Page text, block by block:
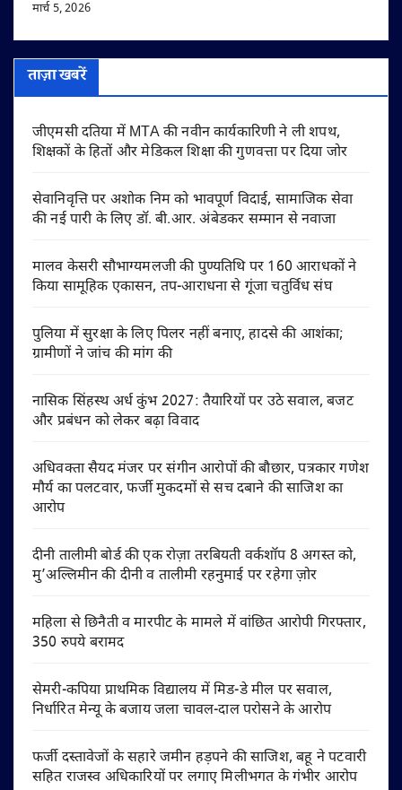
मार्च 5, 2026
ताज़ा खबरें
जीएमसी दतिया में MTA की नवीन कार्यकारिणी ने ली शपथ,
शिक्षकों के हितों और मेडिकल शिक्षा की गुणवत्ता पर दिया जोर
सेवानिवृत्ति पर अशोक निम को भावपूर्ण विदाई, सामाजिक सेवा
की नई पारी के लिए डॉ. बी.आर. अंबेडकर सम्मान से नवाजा
मालव केसरी सौभाग्यमलजी की पुण्यतिथि पर 160 आराधकों ने
किया सामूहिक एकासन, तप-आराधना से गूंजा चतुर्विध संघ
पुलिया में सुरक्षा के लिए पिलर नहीं बनाए, हादसे की आशंका;
ग्रामीणों ने जांच की मांग की
नासिक सिंहस्थ अर्ध कुंभ 2027: तैयारियों पर उठे सवाल, बजट
और प्रबंधन को लेकर बढ़ा विवाद
अधिवक्ता सैयद मंजर पर संगीन आरोपों की बौछार, पत्रकार गणेश
मौर्य का पलटवार, फर्जी मुकदमों से सच दबाने की साजिश का
आरोप
दीनी तालीमी बोर्ड की एक रोज़ा तरबियती वर्कशॉप 8 अगस्त को,
मु’अल्लिमीन की दीनी व तालीमी रहनुमाई पर रहेगा ज़ोर
महिला से छिनैती व मारपीट के मामले में वांछित आरोपी गिरफ्तार,
350 रुपये बरामद
सेमरी-कपिया प्राथमिक विद्यालय में मिड-डे मील पर सवाल,
निर्धारित मेन्यू के बजाय जला चावल-दाल परोसने के आरोप
फर्जी दस्तावेजों के सहारे जमीन हड़पने की साजिश, बहू ने पटवारी
सहित राजस्व अधिकारियों पर लगाए मिलीभगत के गंभीर आरोप